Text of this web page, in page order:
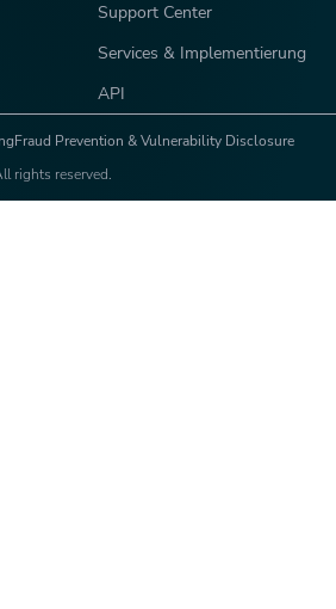
Support Center
Services & Implementierung
API
Fraud Prevention & Vulnerability Disclosure
rights reserved.